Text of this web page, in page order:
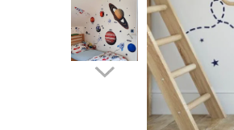
Protectii exterior
Casti antifonice pentru copii si
Echipament protectie bicicleta si